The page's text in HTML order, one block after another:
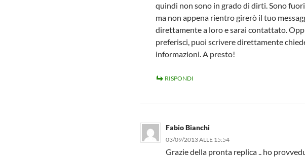
quindi non sono in grado di dirti. Sono
ma non appena rientro girerò il tuo
direttamente a loro e sarai contattato.
preferisci, puoi scrivere direttamente
informazioni. A presto!
RISPONDI
Fabio Bianchi
03/09/2013 ALLE 15:54
Grazie della pronta replica .. ho